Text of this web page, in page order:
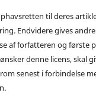
til deres
Endvidere gives
af forfatteren og første
denne licens, skal
senest i forbindelse